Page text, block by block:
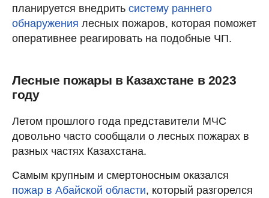
планируется внедрить систему раннего
обнаружения лесных пожаров, которая поможет
оперативнее реагировать на подобные ЧП.
Лесные пожары в Казахстане в 2023
году
Летом прошлого года представители МЧС
довольно часто сообщали о лесных пожарах в
разных частях Казахстана.
Самым крупным и смертоносным оказался
пожар в Абайской области, который разгорелся